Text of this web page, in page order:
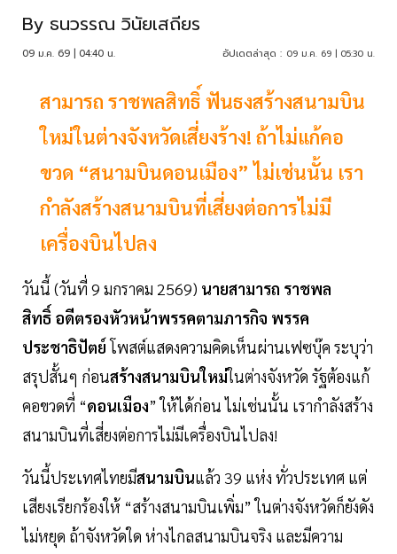
By ธนวรรณ วินัยเสถียร
09 ม.ค. 69 | 04:40 น. อัปเดตล่าสุด : 09 ม.ค. 69 | 05:30 น.
สามารถ ราชพลสิทธิ์ ฟันธงสร้างสนามบิน
ใหม่ในต่างจังหวัดเสี่ยงร้าง! ถ้าไม่แก้คอ
ขวด “สนามบินดอนเมือง” ไม่เช่นนั้น เรา
กำลังสร้างสนามบินที่เสี่ยงต่อการไม่มี
เครื่องบินไปลง
วันนี้ (วันที่ 9 มกราคม 2569) นายสามารถ ราชพล
สิทธิ์ อดีตรองหัวหน้าพรรคตามภารกิจ พรรค
ประชาธิปัตย์โพสต์แสดงความคิดเห็นผ่านเฟซบุ๊ค ระบุว่า
สรุปสั้นๆ ก่อนสร้างสนามบินใหม่ในต่างจังหวัด รัฐต้องแก้
คอขวดที่ “ดอนเมือง” ให้ได้ก่อน ไม่เช่นนั้น เรากำลังสร้าง
สนามบินที่เสี่ยงต่อการไม่มีเครื่องบินไปลง!
วันนี้ประเทศไทยมีสนามบินแล้ว 39 แห่ง ทั่วประเทศ แต่
เสียงเรียกร้องให้ “สร้างสนามบินเพิ่ม” ในต่างจังหวัดก็ยังดัง
ไม่หยุด ถ้าจังหวัดใด ห่างไกลสนามบินจริง และมีความ